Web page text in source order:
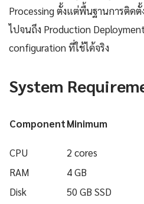
Processing ตั้งแต่พื้นฐานการติดตั้
ไปจนถึง Production
configuration ที่ใช้ได้จริง
System
ComponentMinimum
CPU
2 cores
RAM
4 GB
Disk
50 GB SSD